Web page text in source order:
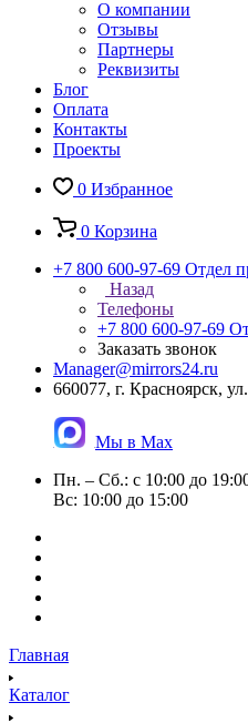
О компании
Отзывы
Партнеры
Реквизиты
Блог
Оплата
Контакты
Проекты
0 Избранное
0 Корзина
+7 800 600-97-69 Отдел
Назад
Телефоны
+7 800 600-97-69
Заказать звонок
Manager@mirrors24.ru
660077, г. Красноярск,
Мы в Max
Пн. – Сб.: с 10:00 до
Вс: 10:00 до 15:00
Главная
Каталог